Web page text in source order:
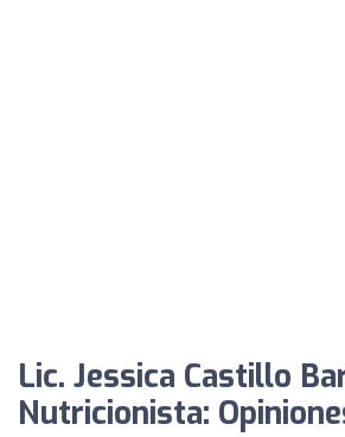
Lic. Jessica Castillo
Nutricionista: